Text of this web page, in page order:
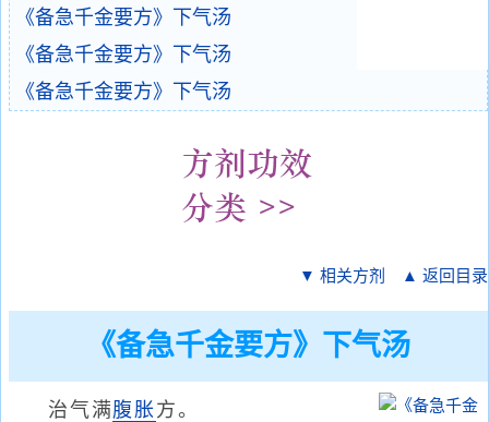
《备急千金要方》下气汤
《备急千金要方》下气汤
《备急千金要方》下气汤
▼ 相关方剂 ▲ 返回目录
《备急千金要方》下气汤
治气满腹胀 方。